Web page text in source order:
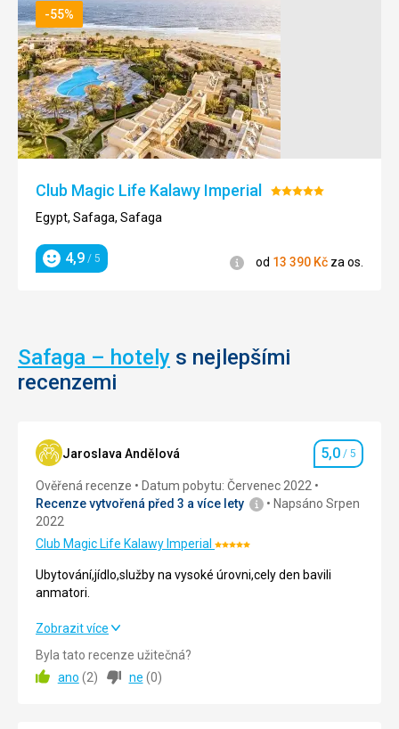
-55%
Club Magic Life Kalawy Imperial Hodnocení:
Egypt, Safaga, Safaga
Hodnocení
4,9 / 5 Informace
od 13 390 Kč za os.
Safaga – hotely s nejlepšími
recenzemi
Jaroslava Andělová Hodnocení
5,0 / 5
Ověřená recenze
Datum pobytu: Červenec 2022
Recenze vytvořená před 3 a více lety
Napsáno Srpen
2022
Club Magic Life Kalawy ImperialHodnocení:
5/5
Ubytování,jídlo,služby na vysoké úrovni,cely den bavili
anmatori.
Ubytování,jídlo,služby na vysoké úrovni,cely den bavili
Strava
Zobrazit více
Byla tato recenze užitečná?
ano (2) ne (0)